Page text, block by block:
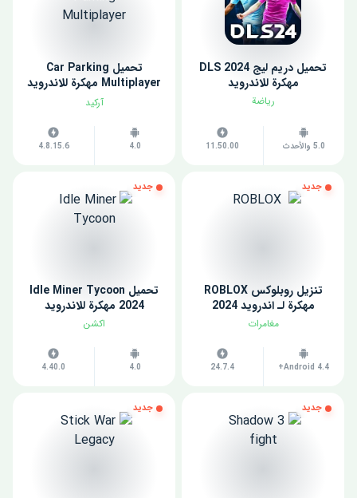
تحميل دريم ليج 2024 DLS
مهكرة للاندرويد
رياضة
5.0 والأحدث 11.50.00
تحميل Car Parking
Multiplayer مهكرة للاندرويد
اخر اصدار
آركيد
4.0
4.8.15.6
جديد
تنزيل روبلوكس ROBLOX
مهكرة لـ اندرويد 2024
مغامرات
Android 4.4+
24.7.4
جديد
تحميل Idle Miner Tycoon
2024 مهكرة للاندرويد
اكشن
4.0
4.40.0
جديد جديد